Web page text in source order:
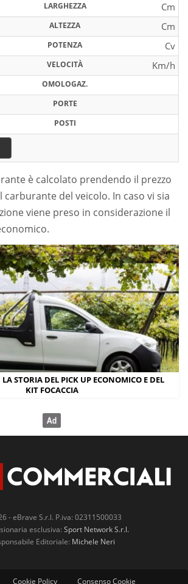
LARGHEZZA
Cm
ALTEZZA
Cm
POTENZA
Cv
VELOCITÀ
Km/h
OMOLOGAZ.
PORTE
POSTI
è calcolato prendendo il prezzo
del veicolo. In caso vi sia
viene preso in considerazione il
STORIA DEL PICK UP ECONOMICO E DEL
KIT FOCACCIA
- eBrave S.r.l. P.iva: 02311500033
esclusiva: Sport Network S.r.l.
Editoriale: Michele Neri
Cookie Policy Consenso Cookie